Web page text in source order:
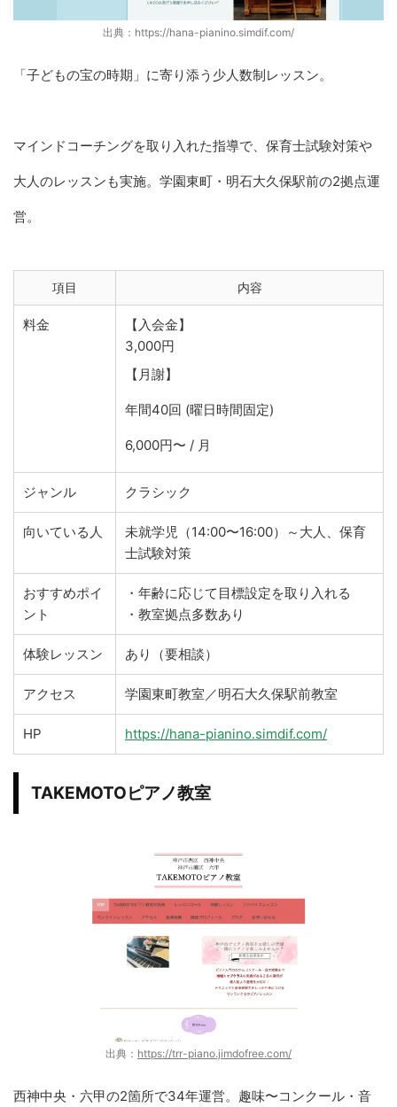
出典：https://hana-pianino.simdif.com/
「子どもの宝の時期」に寄り添う少人数制レッスン。
マインドコーチングを取り入れた指導で、保育士試験対策や
大人のレッスンも実施。学園東町・明石大久保駅前の2拠点運
営。
項目 内容
料金
【入会金】
3,000円
【月謝】
年間40回 (曜日時間固定)
6,000円〜 / 月
ジャンル クラシック
向いている人
未就学児（14:00〜16:00）～大人、保育
士試験対策
おすすめポイ
ント
・年齢に応じて目標設定を取り入れる
・教室拠点多数あり
体験レッスン あり（要相談）
アクセス 学園東町教室／明石大久保駅前教室
HP https://hana-pianino.simdif.com/
TAKEMOTOピアノ教室
出典： https://trr-piano.jimdofree.com/
西神中央・六甲の2箇所で34年運営。趣味〜コンクール・音